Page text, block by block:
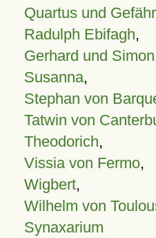
Quartus und
Radulph Ebifagh,
Gerhard und Simon
Susanna,
Stephan von
Tatwin von
Theodorich,
Vissia von Fermo,
Wigbert,
Wilhelm von
Synaxarium